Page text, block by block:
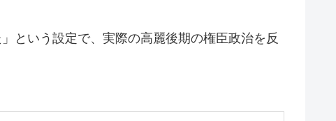
という設定で、実際の高麗後期の権臣政治を反